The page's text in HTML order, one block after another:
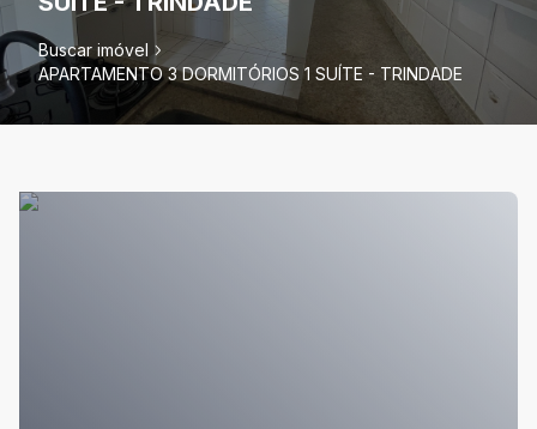
Buscar imóvel
APARTAMENTO 3 DORMITÓRIOS 1 SUÍTE - TRINDADE